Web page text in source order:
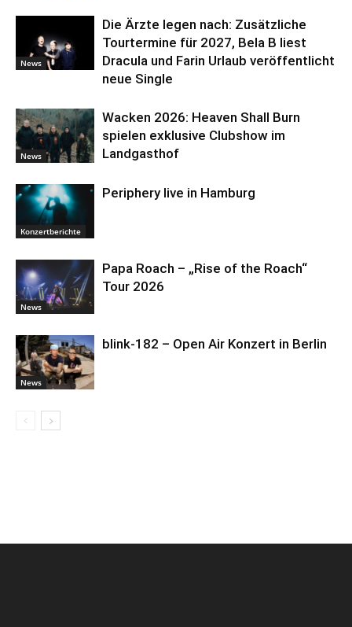
News
Die Ärzte legen nach: Zusätzliche
Tourtermine für 2027, Bela B liest
Dracula und Farin Urlaub veröffentlicht
neue Single
News
Wacken 2026: Heaven Shall Burn
spielen exklusive Clubshow im
Landgasthof
Konzertberichte
Periphery live in Hamburg
News
Papa Roach – „Rise of the Roach“
Tour 2026
News
blink-182 – Open Air Konzert in Berlin